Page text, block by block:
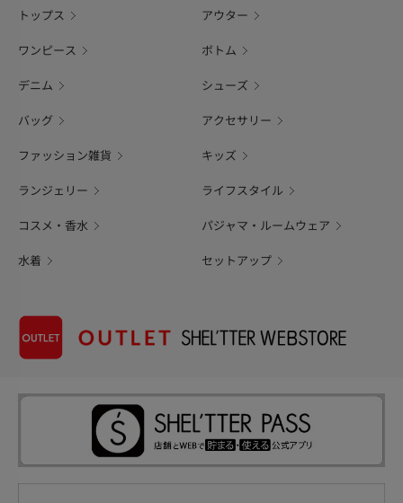
トップス アウター
ワンピース ボトム
デニム シューズ
バッグ アクセサリー
ファッション雑貨 キッズ
ランジェリー ライフスタイル
コスメ・香水 パジャマ・ルームウェア
水着 セットアップ